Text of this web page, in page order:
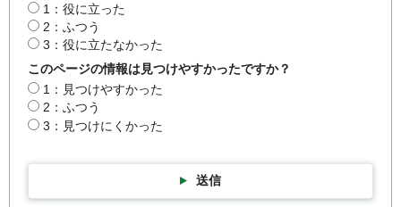
1：役に立った
2：ふつう
3：役に立たなかった
このページの情報は見つけやすかったですか？
1：見つけやすかった
2：ふつう
3：見つけにくかった
送信